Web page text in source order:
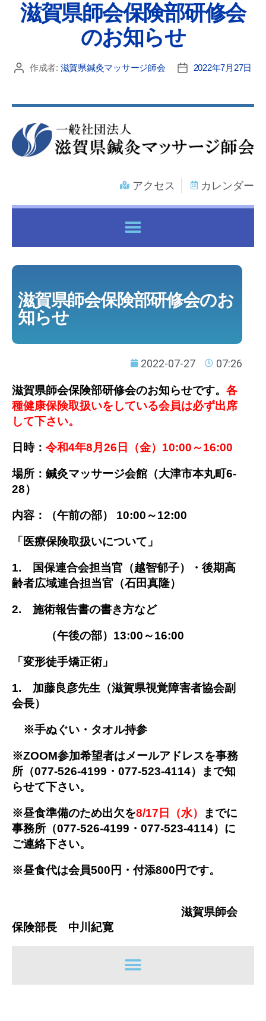
滋賀県師会保険部研修会
のお知らせ
作成者: 滋賀県鍼灸マッサージ師会 2022年7月27日
アクセス カレンダー
滋賀県師会保険部研修会のお
知らせ
2022-07-27 07:26
滋賀県師会保険部研修会のお知らせです。 各
種健康保険取扱いをしている会員は必ず出席
して下さい。
日時： 令和4年8月26日（金）10:00～16:00
場所：鍼灸マッサージ会館（大津市本丸町6-
28）
内容：（午前の部） 10:00～12:00
「医療保険取扱いについて」
1. 国保連合会担当官（越智郁子）・後期高
齢者広域連合担当官（石田真隆）
2. 施術報告書の書き方など
（午後の部）13:00～16:00
「変形徒手矯正術」
1. 加藤良彦先生（滋賀県視覚障害者協会副
会長）
※手ぬぐい・タオル持参
※ZOOM参加希望者はメールアドレスを事務
所（077-526-4199・077-523-4114）まで知
らせて下さい。
※昼食準備のため出欠を8/17日（水）
までに
事務所（077-526-4199・077-523-4114）に
ご連絡下さい。
※昼食代は会員500円・付添800円です。
滋賀県師会
保険部長 中川紀寛